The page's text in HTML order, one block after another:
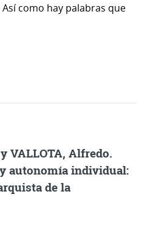
como hay palabras que
VALLOTA, Alfredo.
autonomía individual:
de la